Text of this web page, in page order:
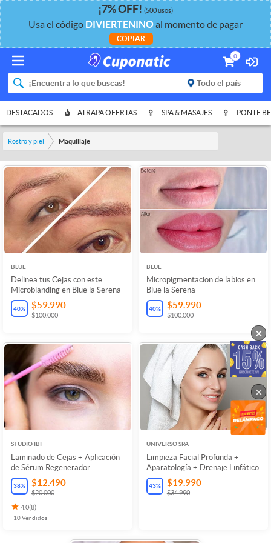
¡7%OFF! (500 usos)
Usa el código DIVIERTENINOal momento de pagar
COPIAR
0
DESTACADOS ATRAPA OFERTAS SPA & MASAJES PONTE
Rostro y piel Maquillaje
BLUE
Delinea tus Cejas con este
Microblanding en Blue la Serena
40% $59.990
$100.000
BLUE
Micropigmentacion de labios en
Blue la Serena
40% $59.990
$100.000
STUDIO IBI
Laminado de Cejas + Aplicación
de Sérum Regenerador
38% $12.490
$20.000
4.0(8)
10Vendidos
UNIVERSO SPA
Limpieza Facial Profunda +
Aparatología + Drenaje Linfático
43% $19.990
$34.990
×
×